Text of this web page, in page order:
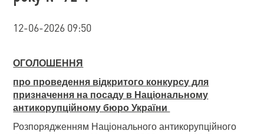
12-06-2026 09:50
ОГОЛОШЕННЯ
про проведення відкритого конкурсу для
призначення на посаду в Національному
антикорупційному бюро України
Розпорядженням Національного антикорупційного